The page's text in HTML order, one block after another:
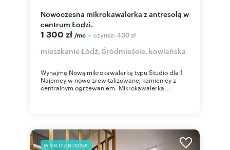
Nowoczesna mikrokawalerka z antresolą w
centrum Łodzi.
1 300 zł /mc + czynsz: 400 zł
mieszkanie Łódź, Śródmieście, kowieńska
Wynajmę Nową mikrokawalerkę typu Studio dla 1
Najemcy w nowo zrewitalizowanej kamienicy z
centralnym ogrzewaniem. Mikrokawalerka...
WYRÓŻNIONE